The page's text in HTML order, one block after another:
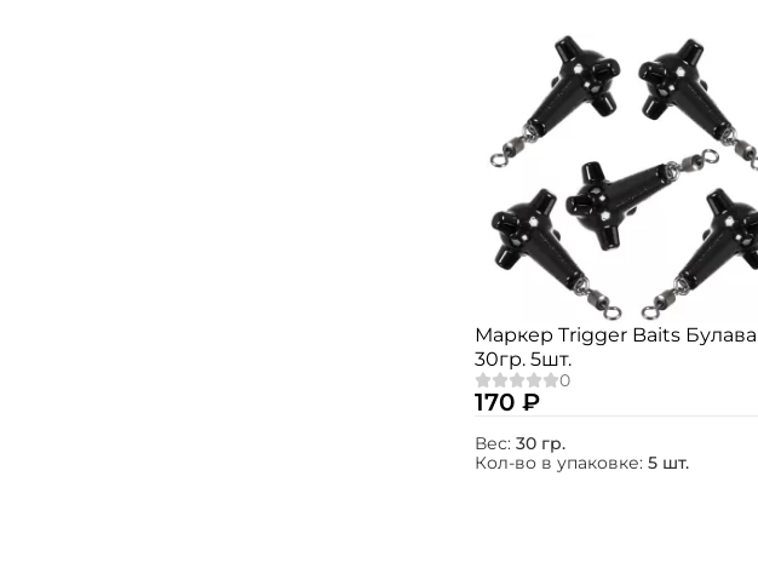
Маркер Trigger Baits Булава
30гр. 5шт.
170 ₽
Вес: 30 гр.
Кол-во в упаковке: 5 шт.